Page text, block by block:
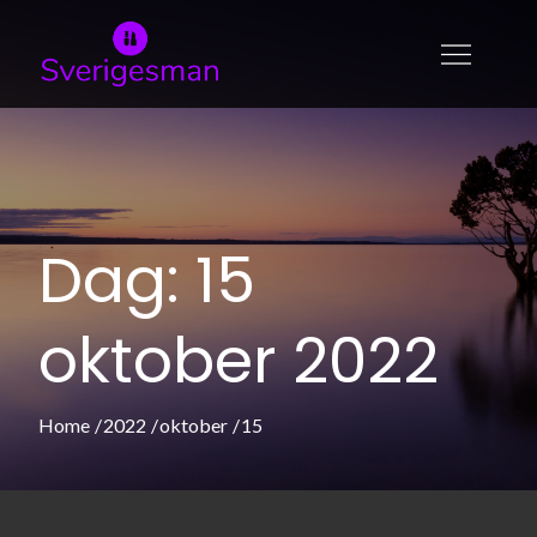
content
sverigesman.se
Allt om skönhet och modeller
Dag: 15
oktober 2022
Home 2022 oktober 15